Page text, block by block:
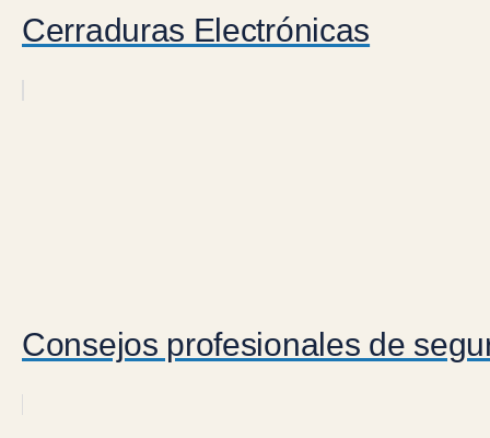
Cerraduras Electrónicas
Consejos profesionales de